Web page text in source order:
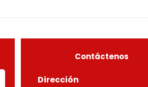
HORIZONTAL, correspondien
Contáctenos
Dirección